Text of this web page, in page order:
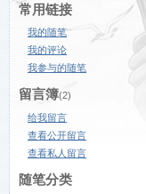
常用链接
我的随笔
我的评论
我参与的随笔
留言簿(2)
给我留言
查看公开留言
查看私人留言
随笔分类